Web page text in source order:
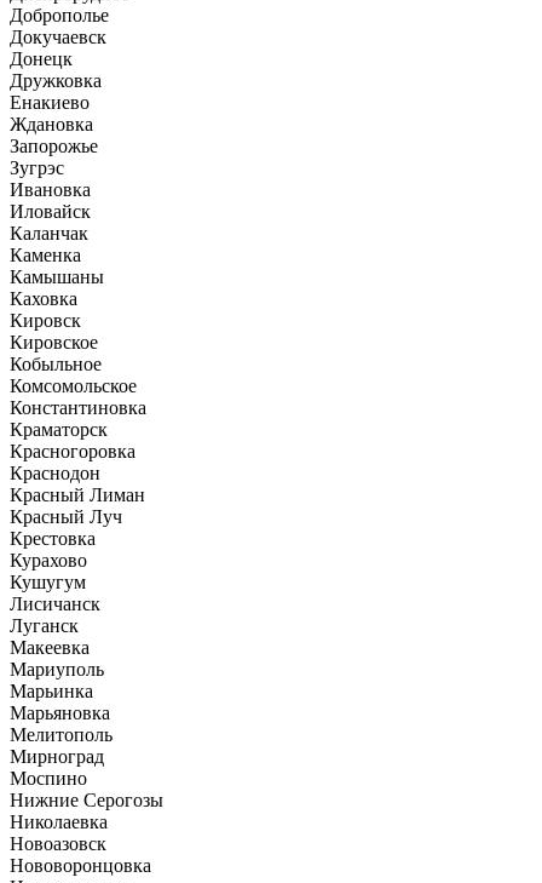
Доброполье
Докучаевск
Донецк
Дружковка
Енакиево
Ждановка
Запорожье
Зугрэс
Ивановка
Иловайск
Каланчак
Каменка
Камышаны
Каховка
Кировск
Кировское
Кобыльное
Комсомольское
Константиновка
Краматорск
Красногоровка
Краснодон
Красный Лиман
Красный Луч
Крестовка
Курахово
Кушугум
Лисичанск
Луганск
Макеевка
Мариуполь
Марьинка
Марьяновка
Мелитополь
Мирноград
Моспино
Нижние Серогозы
Николаевка
Новоазовск
Нововоронцовка